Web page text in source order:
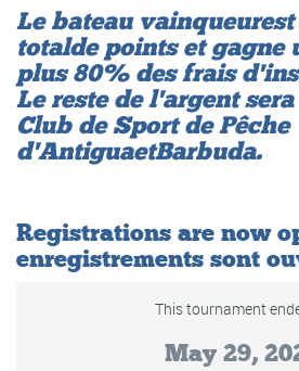
Le bateau vainqueur
total de points et gagne
plus 80% des frais
Le reste de l'argent
Club de Sport de Pêche
d'Antigua et Barbuda.
Registrations are now
enregistrements sont
This tournament
May 29,